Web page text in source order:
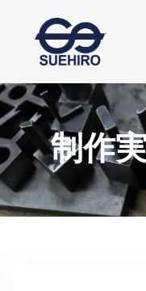
Skip
links
primary
Skip
to
content
制作